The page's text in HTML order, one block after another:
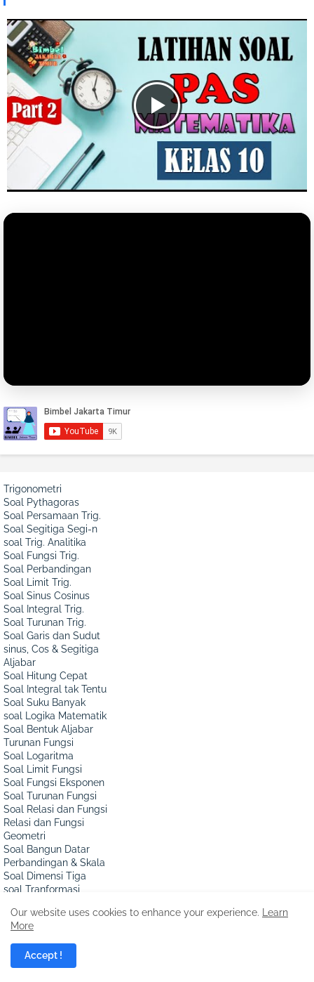
Trigonometri
Soal Pythagoras
Soal Persamaan Trig.
Soal Segitiga Segi-n
soal Trig. Analitika
Soal Fungsi Trig.
Soal Perbandingan
Soal Limit Trig.
Soal Sinus Cosinus
Soal Integral Trig.
Soal Turunan Trig.
Soal Garis dan Sudut
sinus, Cos & Segitiga
Aljabar
Soal Hitung Cepat
Soal Integral tak Tentu
Soal Suku Banyak
soal Logika Matematik
Soal Bentuk Aljabar
Turunan Fungsi
Soal Logaritma
Soal Limit Fungsi
Soal Fungsi Eksponen
Soal Turunan Fungsi
Soal Relasi dan Fungsi
Relasi dan Fungsi
Geometri
Soal Bangun Datar
Perbandingan & Skala
Soal Dimensi Tiga
soal Tranformasi
Soal Vektor Matematik
Bangun Sisi Datar
Ada Berapa Persegi?
Soal Bangun Ruang
Soal Sisi Lengkung
Our website uses cookies to enhance your experience.
Learn
More
Accept !